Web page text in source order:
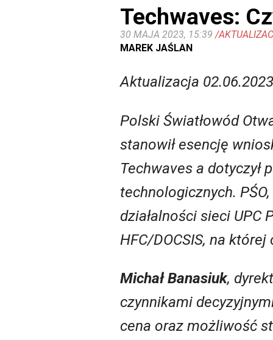
Techwaves:
30 MAJA 2023, 15:39 /
MAREK JAŚLAN
Aktualizacja
Polski Światłowód
stanowił esencję
Techwaves a dotyczył
technologicznych.
działalności sieci
HFC/DOCSIS, na
Michał Banasiuk,
czynnikami
cena oraz możliwość